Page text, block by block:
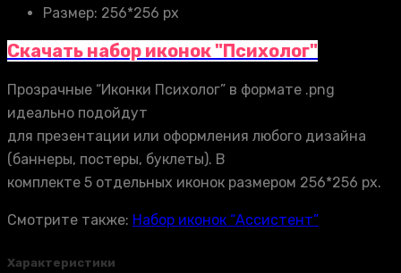
Размер: 256*256 px
Скачать набор иконок "Психолог"
Прозрачные “Иконки Психолог” в формате .png
идеально подойдут
для презентации или оформления любого дизайна
(баннеры, постеры, буклеты). В
комплекте 5 отдельных иконок размером 256*256 px.
Смотрите также: Набор иконок “Ассистент”
Характеристики